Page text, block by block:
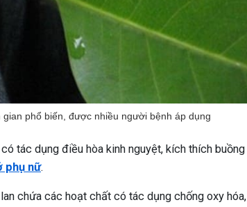
phổ biến, được nhiều người bệnh áp dụng
tác dụng điều hòa kinh nguyệt, kích thích buồng
phụ nữ.
chứa các hoạt chất có tác dụng chống oxy hóa,